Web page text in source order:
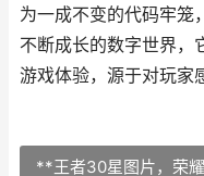
为一成不变的代码牢笼
不断成长的数字世界，
游戏体验，源于对玩家
**王者30星图片，荣